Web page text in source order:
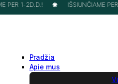
PER 1-2D.D.! IŠSIUNČIAME PER
Pradžia
Apie mus